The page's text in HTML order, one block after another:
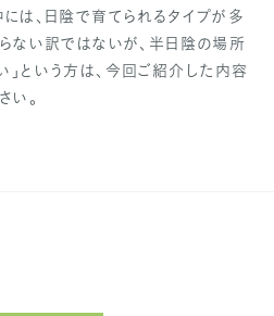
は、日陰で育てられるタイプが多
ない訳ではないが、半日陰の場所
という方は、今回ご紹介した内容
い。